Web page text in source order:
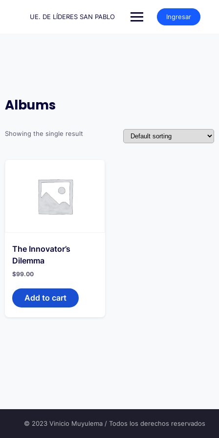
UE. DE LÍDERES SAN PABLO Ingresar
Albums
Showing the single result
The Innovator’s
Dilemma
$99.00
Add to cart
© 2023 Vinicio Muyulema / Todos los derechos reservados